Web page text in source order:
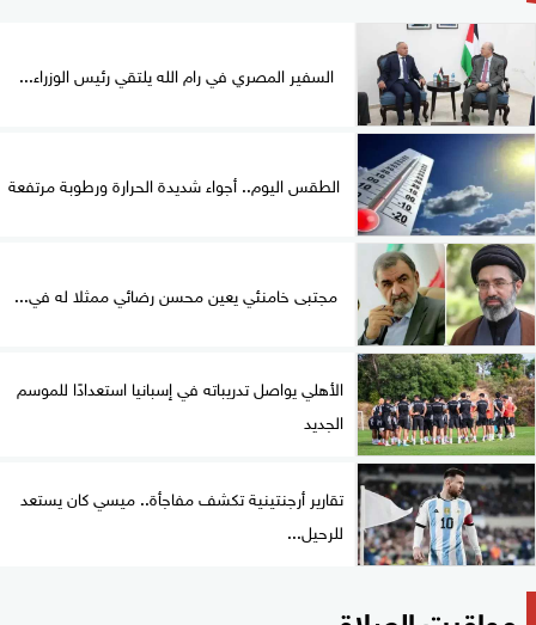
السفير المصري في رام الله يلتقي رئيس الوزراء...
الطقس اليوم.. أجواء شديدة الحرارة ورطوبة مرتفعة
مجتبى خامنئي يعين محسن رضائي ممثلا له في...
الأهلي يواصل تدريباته في إسبانيا استعدادًا للموسم
الجديد
تقارير أرجنتينية تكشف مفاجأة.. ميسي كان يستعد
للرحيل...